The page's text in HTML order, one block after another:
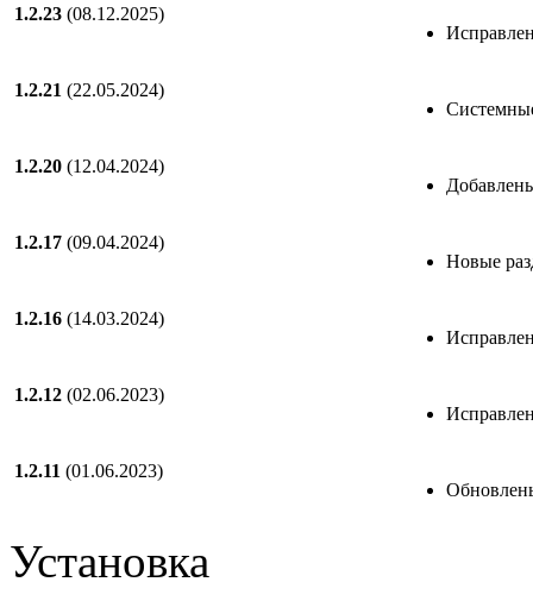
1.2.23 (08.12.2025)
1.2.21 (22.05.2024)
1.2.20 (12.04.2024)
1.2.17 (09.04.2024)
Новые
1.2.16 (14.03.2024)
1.2.12 (02.06.2023)
1.2.11 (01.06.2023)
Установка